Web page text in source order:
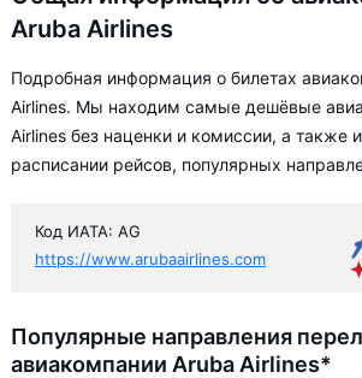
Aruba Airlines
Подробная информация о билетах
Airlines. Мы находим самые дешёвые
Airlines без наценки и комиссии, а также
расписании рейсов, популярных
Код ИАТА: AG
https://www.arubaairlines.com
Популярные направления
авиакомпании Aruba Airlines*